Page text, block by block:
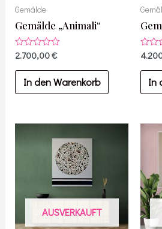
Gemälde
Gemälde „Animali“
Bewertet
0
von
2.700,00€
In den Warenkorb
0
vonIn
AUSVERKAUFT